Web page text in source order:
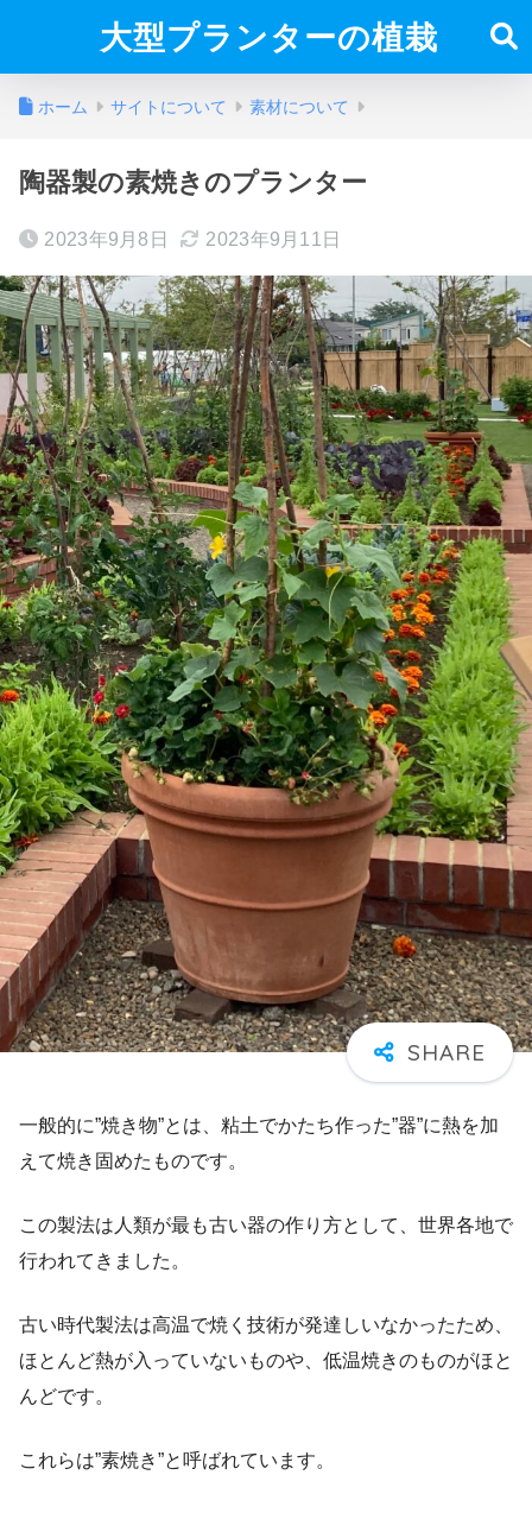
大型プランターの植栽
ホーム サイトについて 素材について
陶器製の素焼きのプランター
2023年9月8日 2023年9月11日
一般的に”焼き物”とは、粘土でかたち作った”器”に熱を加
えて焼き固めたものです。
この製法は人類が最も古い器の作り方として、世界各地で
行われてきました。
古い時代製法は高温で焼く技術が発達しいなかったため、
ほとんど熱が入っていないものや、低温焼きのものがほと
んどです。
これらは”素焼き”と呼ばれています。